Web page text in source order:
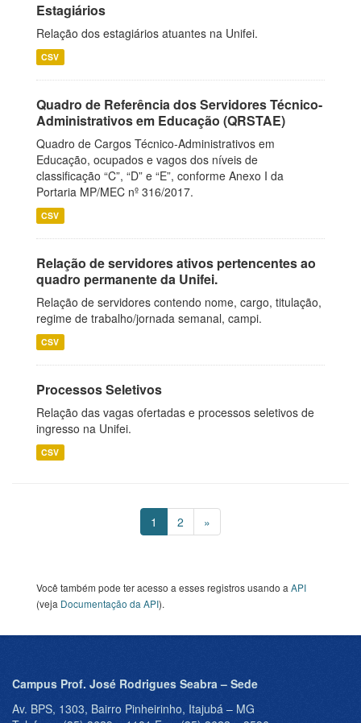
Estagiários
Relação dos estagiários atuantes na Unifei.
CSV
Quadro de Referência dos Servidores Técnico-
Administrativos em Educação (QRSTAE)
Quadro de Cargos Técnico-Administrativos em
Educação, ocupados e vagos dos níveis de
classificação “C”, “D” e “E”, conforme Anexo I da
Portaria MP/MEC nº 316/2017.
CSV
Relação de servidores ativos pertencentes ao
quadro permanente da Unifei.
Relação de servidores contendo nome, cargo, titulação,
regime de trabalho/jornada semanal, campi.
CSV
Processos Seletivos
Relação das vagas ofertadas e processos seletivos de
ingresso na Unifei.
CSV
1 2 »
Você também pode ter acesso a esses registros usando a API
(veja Documentação da API).
Campus Prof. José Rodrigues Seabra – Sede
Av. BPS, 1303, Bairro Pinheirinho, Itajubá – MG